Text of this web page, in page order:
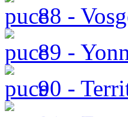
88 -
89 -
90 -